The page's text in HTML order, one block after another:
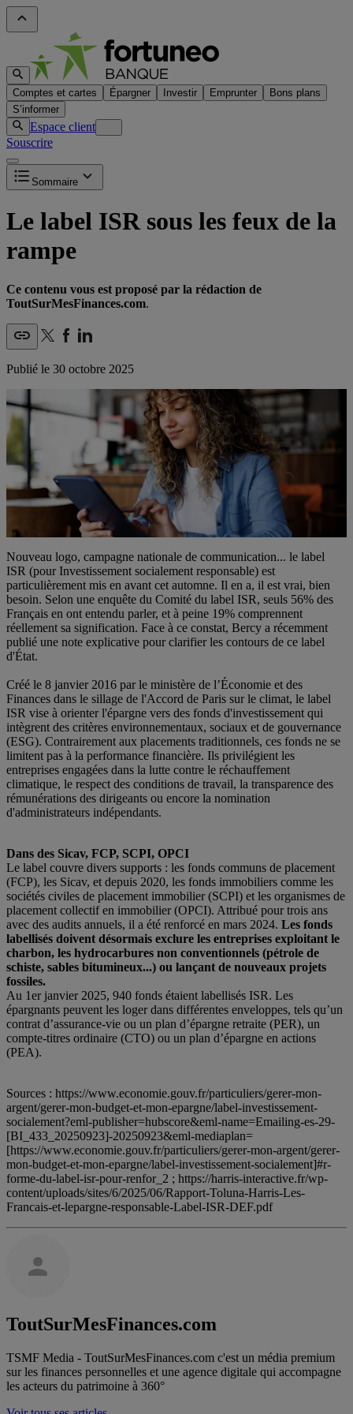
Comptes et cartes Épargner Investir Emprunter
Bons plans
S’informer
Espace client
Souscrire
Sommaire
Le label ISR sous les feux de la
rampe
Ce contenu vous est proposé par la rédaction de
ToutSurMesFinances.com.
Publié le 30 octobre 2025
Nouveau logo, campagne nationale de communication... le label
ISR (pour Investissement socialement responsable) est
particulièrement mis en avant cet automne. Il en a, il est vrai, bien
besoin. Selon une enquête du Comité du label ISR, seuls 56% des
Français en ont entendu parler, et à peine 19% comprennent
réellement sa signification. Face à ce constat, Bercy a récemment
publié une note explicative pour clarifier les contours de ce label
d'État.
Créé le 8 janvier 2016 par le ministère de l’Économie et des
Finances dans le sillage de l'Accord de Paris sur le climat, le label
ISR vise à orienter l'épargne vers des fonds d'investissement qui
intègrent des critères environnementaux, sociaux et de gouvernance
(ESG). Contrairement aux placements traditionnels, ces fonds ne se
limitent pas à la performance financière. Ils privilégient les
entreprises engagées dans la lutte contre le réchauffement
climatique, le respect des conditions de travail, la transparence des
rémunérations des dirigeants ou encore la nomination
d'administrateurs indépendants.
Dans des Sicav, FCP, SCPI, OPCI
Le label couvre divers supports : les fonds communs de placement
(FCP), les Sicav, et depuis 2020, les fonds immobiliers comme les
sociétés civiles de placement immobilier (SCPI) et les organismes de
placement collectif en immobilier (OPCI). Attribué pour trois ans
avec des audits annuels, il a été renforcé en mars 2024. Les fonds
labellisés doivent désormais exclure les entreprises exploitant le
charbon, les hydrocarbures non conventionnels (pétrole de
schiste, sables bitumineux...) ou lançant de nouveaux projets
fossiles.
Au 1er janvier 2025, 940 fonds étaient labellisés ISR. Les
épargnants peuvent les loger dans différentes enveloppes, tels qu’un
contrat d’assurance-vie ou un plan d’épargne retraite (PER), un
compte-titres ordinaire (CTO) ou un plan d’épargne en actions
(PEA).
Sources : https://www.economie.gouv.fr/particuliers/gerer-mon-
argent/gerer-mon-budget-et-mon-epargne/label-investissement-
socialement?eml-publisher=hubscore&eml-name=Emailing-es-29-
[BI_433_20250923]-20250923&eml-mediaplan=
[https://www.economie.gouv.fr/particuliers/gerer-mon-argent/gerer-
mon-budget-et-mon-epargne/label-investissement-socialement]#r-
forme-du-label-isr-pour-renfor_2 ; https://harris-interactive.fr/wp-
content/uploads/sites/6/2025/06/Rapport-Toluna-Harris-Les-
Francais-et-lepargne-responsable-Label-ISR-DEF.pdf
ToutSurMesFinances.com
TSMF Media - ToutSurMesFinances.com c'est un média premium
sur les finances personnelles et une agence digitale qui accompagne
les acteurs du patrimoine à 360°